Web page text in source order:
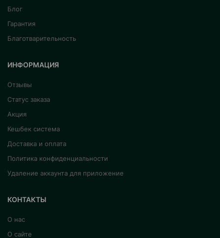
Блог
Гарантия
Благотварительность
ИНФОРМАЦИЯ
Отзывы
Статус заказа
Акция
Кешбек система
Доставка и оплата
Политика конфиденциальности
Удаление аккаунта для приложение
КОНТАКТЫ
О нас
О сайте